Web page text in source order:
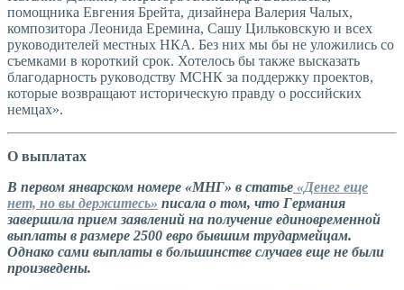
помощника Евгения Брейта, дизайнера Валерия Чалых,
композитора Леонида Еремина, Сашу Цильковскую и всех
руководителей местных НКА. Без них мы бы не уложились со
съемками в короткий срок. Хотелось бы также высказать
благодарность руководству МСНК за поддержку проектов,
которые возвращают историческую правду о российских
немцах».
О выплатах
В первом январском номере «МНГ» в статье «Денег еще
нет, но вы держитесь» писала о том, что Германия
завершила прием заявлений на получение единовременной
выплаты в размере 2500 евро бывшим трудармейцам.
Однако сами выплаты в большинстве случаев еще не были
произведены.